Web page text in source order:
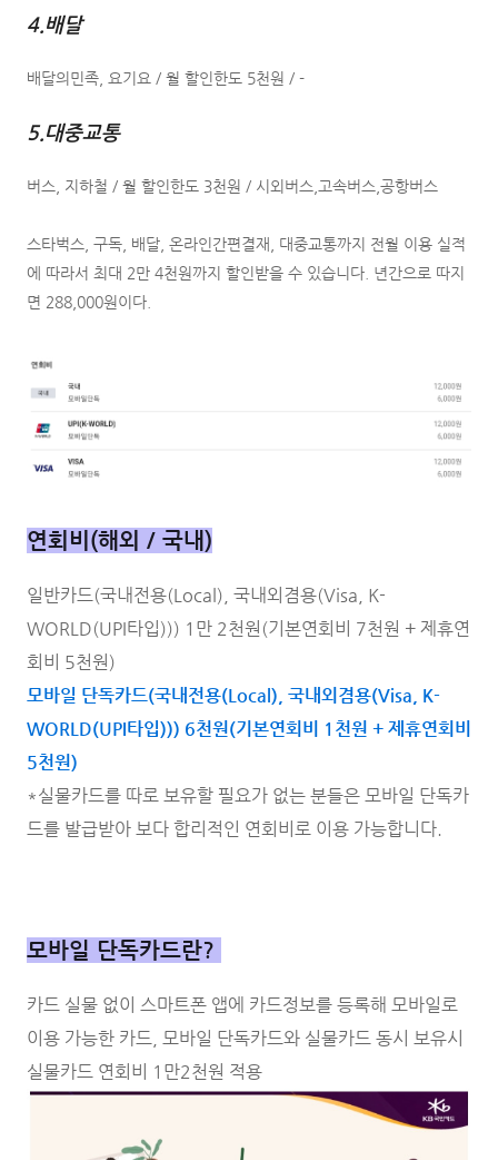
4.배달
배달의민족, 요기요 / 월 할인한도 5천원 / -
5.대중교통
버스, 지하철 / 월 할인한도 3천원 / 시외버스,고속버스,공항버스
스타벅스, 구독, 배달, 온라인간편결재, 대중교통까지 전월 이용 실적
에 따라서 최대 2만 4천원까지 할인받을 수 있습니다. 년간으로 따지
면 288,000원이다.
연회비(해외 / 국내)
일반카드(국내전용(Local), 국내외겸용(Visa, K-
WORLD(UPI타입))) 1만 2천원(기본연회비 7천원 + 제휴연
회비 5천원)
모바일 단독카드(국내전용(Local), 국내외겸용(Visa, K-
WORLD(UPI타입))) 6천원(기본연회비 1천원 + 제휴연회비
5천원)
*실물카드를 따로 보유할 필요가 없는 분들은 모바일 단독카
드를 발급받아 보다 합리적인 연회비로 이용 가능합니다.
모바일 단독카드란?
카드 실물 없이 스마트폰 앱에 카드정보를 등록해 모바일로
이용 가능한 카드, 모바일 단독카드와 실물카드 동시 보유시
실물카드 연회비 1만2천원 적용